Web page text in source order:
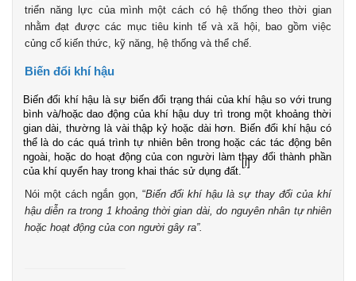
triển năng lực của mình một cách có hệ thống theo thời gian
nhằm đạt được các mục tiêu kinh tế và xã hội, bao gồm việc
củng cố kiến thức, kỹ năng, hệ thống và thể chế.
Biến đổi khí hậu
Biến đổi khí hậu là sự biến đổi trạng thái của khí hậu so với trung
bình và/hoặc dao động của khí hậu duy trì trong một khoảng thời
gian dài, thường là vài thập kỷ hoặc dài hơn. Biến đổi khí hậu có
thể là do các quá trình tự nhiên bên trong hoặc các tác động bên
ngoài, hoặc do hoạt động của con người làm thay đổi thành phần
của khí quyển hay trong khai thác sử dụng đất.
[i]
Nói một cách ngắn gọn, “Biến đổi khí hậu là sự thay đổi của khí
hậu diễn ra trong 1 khoảng thời gian dài, do nguyên nhân tự nhiên
hoặc hoạt động của con người gây ra”.